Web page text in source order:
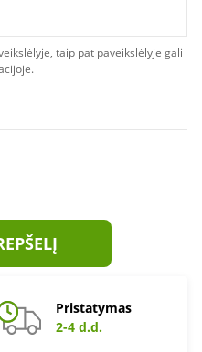
taip pat paveikslėlyje gali
Pristatymas
2-4 d.d.